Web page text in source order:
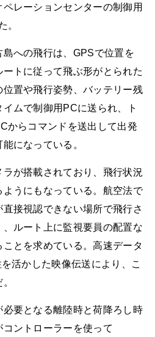
レーションセンターの制御用
。
への飛行は、GPSで位置を
トに従って飛ぶ形がとられた
置や飛行姿勢、バッテリー残
ムで制御用PCに送られ、ト
からコマンドを送出して出発
になっている。
ラが搭載されており、飛行状況
うにもなっている。航空法で
接視認できない場所で飛行さ
ルート上に監視要員の配置な
とを求めている。高速データ
活かした映像伝送により、こ
要となる離陸時と荷降ろし時
ントローラーを使って